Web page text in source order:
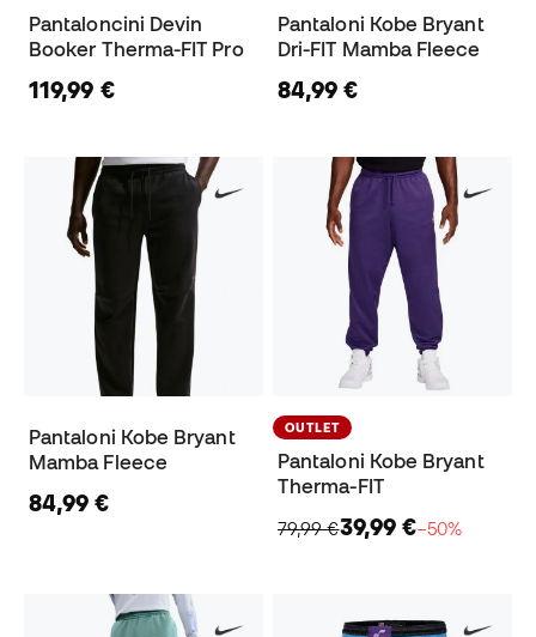
Pantaloncini Devin
Booker Therma-FIT Pro
119,99 €
Pantaloni Kobe Bryant
Dri-FIT Mamba Fleece
84,99 €
Pantaloni Kobe Bryant
Mamba Fleece
84,99 €
OUTLET
Pantaloni Kobe Bryant
Therma-FIT
79,99 €39,99 €−50%